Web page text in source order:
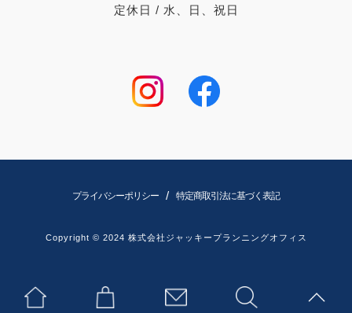
定休日 / 水、日、祝日
プライバシーポリシー / 特定商取引法に基づく表記
Copyright © 2024 株式会社ジャッキープランニングオフィス